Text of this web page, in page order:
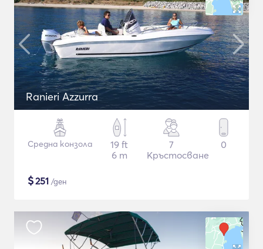
Ranieri Azzurra
Средна конзола
19 ft
6 m
7
Кръстосване
0
$251 /ден